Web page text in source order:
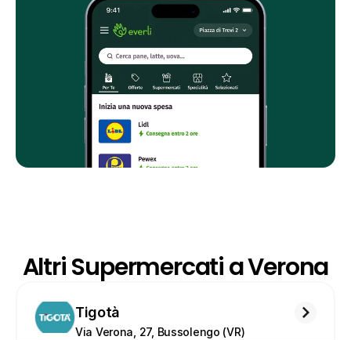
Altri Supermercati a Verona
Tigotà
Via Verona, 27, Bussolengo (VR)